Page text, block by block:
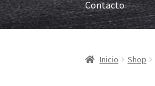
Contacto
Inicio Shop